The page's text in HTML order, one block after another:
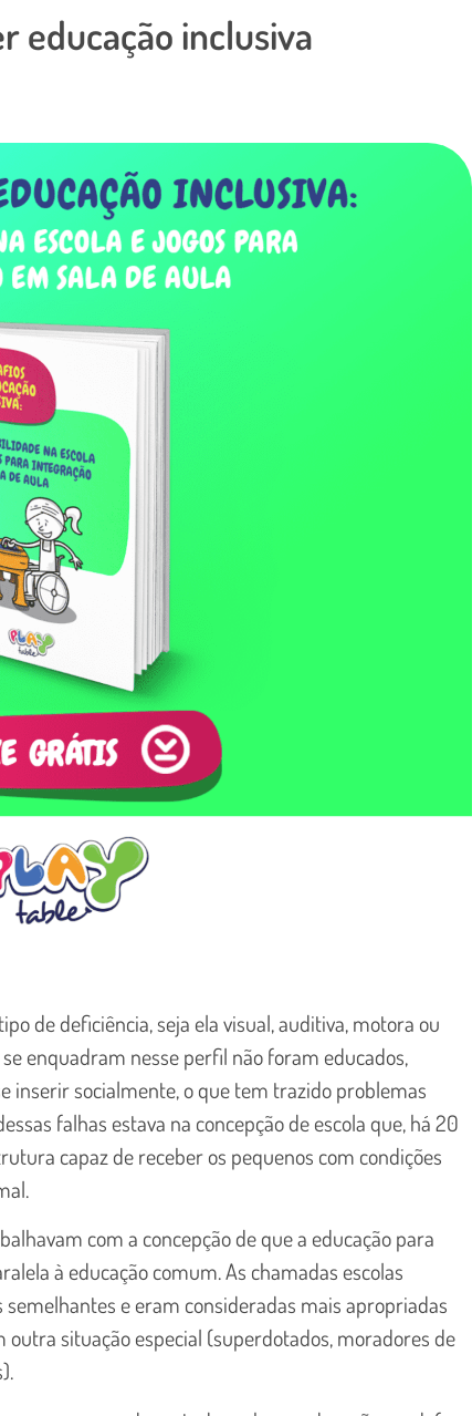
educação inclusiva
de deficiência, seja ela visual, auditiva, motora ou
enquadram nesse perfil não foram educados,
inserir socialmente, o que tem trazido problemas
falhas estava na concepção de escola que, há 20
capaz de receber os pequenos com condições
com a concepção de que a educação para
à educação comum. As chamadas escolas
e eram consideradas mais apropriadas
situação especial (superdotados, moradores de